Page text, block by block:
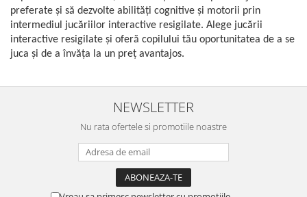
preferate și să dezvolte abilități cognitive și motorii prin
intermediul jucăriilor interactive resigilate. Alege jucării
interactive resigilate și oferă copilului tău oportunitatea de a se
juca și de a învăța la un preț avantajos.
NEWSLETTER
Nu rata ofertele si promotiile noastre